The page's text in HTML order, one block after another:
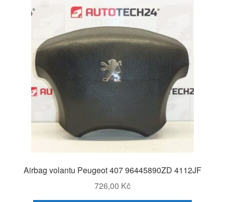
Airbag volantu Peugeot 407 96445890ZD 4112JF
726,00 Kč